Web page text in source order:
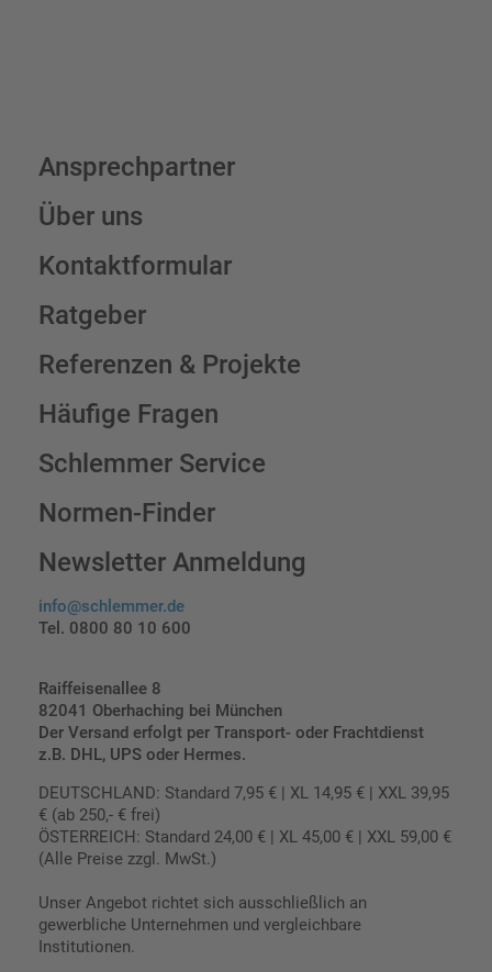
Ansprechpartner
Über uns
Kontaktformular
Ratgeber
Referenzen & Projekte
Häufige Fragen
Schlemmer Service
Normen-Finder
Newsletter Anmeldung
info@schlemmer.de
Tel. 0800 80 10 600
Raiffeisenallee 8
82041 Oberhaching bei München
Der Versand erfolgt per Transport- oder Frachtdienst
z.B. DHL, UPS oder Hermes.
DEUTSCHLAND: Standard 7,95 € | XL 14,95 € | XXL 39,95
€ (ab 250,- € frei)
ÖSTERREICH: Standard 24,00 € | XL 45,00 € | XXL 59,00 €
(Alle Preise zzgl. MwSt.)
Unser Angebot richtet sich ausschließlich an
gewerbliche Unternehmen und vergleichbare
Institutionen.